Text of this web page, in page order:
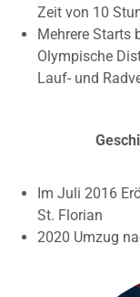
Zeit von 10
Mehrere Starts
Olympische
Lauf- und
Im Juli 2016
St. Florian
2020 Umzug